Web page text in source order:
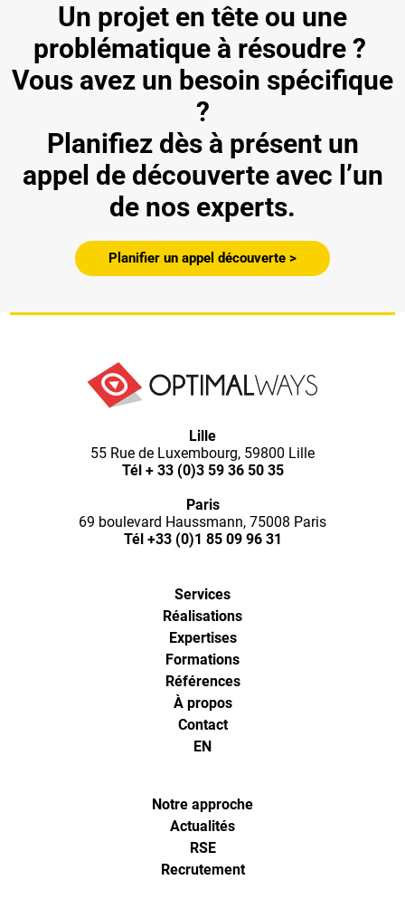
Un projet en tête ou une
problématique à résoudre ?
Vous avez un besoin spécifique
?
Planifiez dès à présent un
appel de découverte avec l’un
de nos experts.
Planifier un appel découverte >
Lille
55 Rue de Luxembourg, 59800 Lille
Tél + 33 (0)3 59 36 50 35
Paris
69 boulevard Haussmann, 75008 Paris
Tél +33 (0)1 85 09 96 31
Services
Réalisations
Expertises
Formations
Références
À propos
Contact
EN
Notre approche
Actualités
RSE
Recrutement